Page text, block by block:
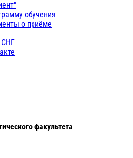
обучения
о приёме
СНГ
факультета